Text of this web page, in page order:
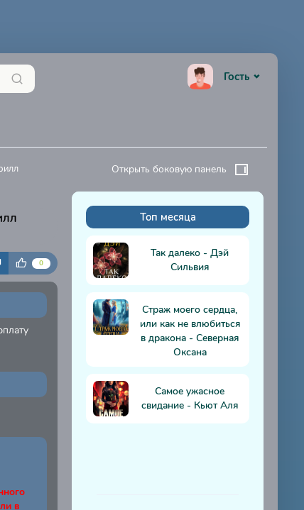
Гость
0
в
Открыть боковую панель
Топ месяца
Так далеко - Дэй
Сильвия
Страж моего сердца,
или как не влюбиться
в дракона - Северная
Оксана
Самое ужасное
свидание - Кьют Аля